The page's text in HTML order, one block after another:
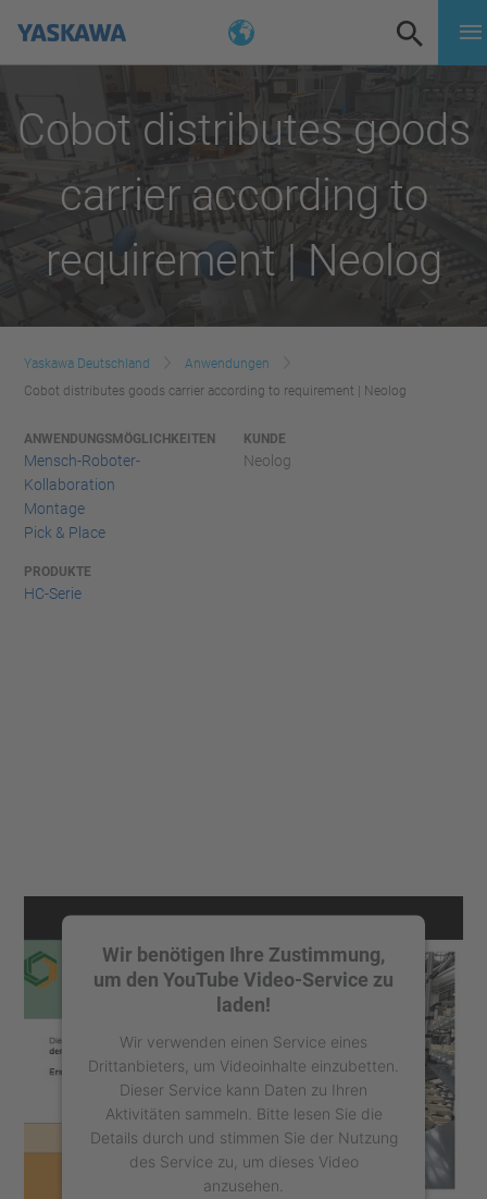
Cobot distributes goods
carrier according to
requirement | Neolog
Yaskawa Deutschland
Anwendungen
Cobot distributes goods carrier according to requirement | Neolog
ANWENDUNGSMÖGLICHKEITEN
Mensch-Roboter-
Kollaboration
Montage
Pick & Place
KUNDE
Neolog
PRODUKTE
HC-Serie
Wir benötigen Ihre Zustimmung,
um den YouTube Video-Service zu
laden!
Wir verwenden einen Service eines
Drittanbieters, um Videoinhalte einzubetten.
Dieser Service kann Daten zu Ihren
Aktivitäten sammeln. Bitte lesen Sie die
Details durch und stimmen Sie der Nutzung
des Service zu, um dieses Video
anzusehen.